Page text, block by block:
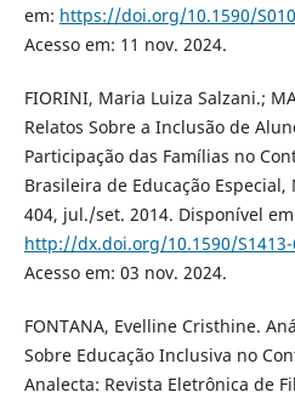
em: https://doi.org/10.1590/
Acesso em: 11 nov. 2024.
FIORINI, Maria Luiza Salzani.;
Relatos Sobre a Inclusão de
Participação das Famílias no
Brasileira de Educação
404, jul./set. 2014. Disponível
http://dx.doi.org/10.1590/S1413-
Acesso em: 03 nov. 2024.
FONTANA, Evelline Cristhine.
Sobre Educação Inclusiva no
Analecta: Revista Eletrônica de